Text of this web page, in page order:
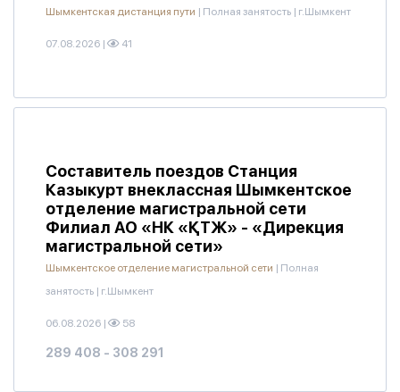
Шымкентская дистанция пути | Полная занятость | г.Шымкент
07.08.2026 | 41
Составитель поездов Станция
Казыкурт внеклассная Шымкентское
отделение магистральной сети
Филиал АО «НК «ҚТЖ» - «Дирекция
магистральной сети»
Шымкентское отделение магистральной сети | Полная
занятость | г.Шымкент
06.08.2026 | 58
289 408 - 308 291